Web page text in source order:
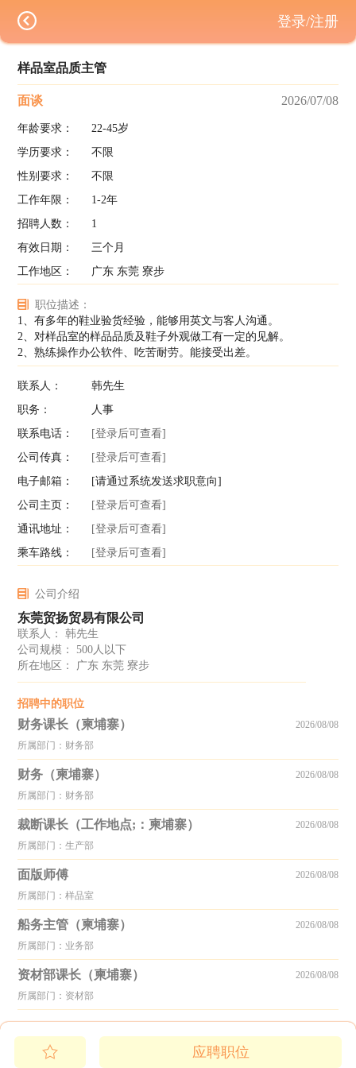
样品室品质主管
面谈 2026/07/08
年龄要求：
22-45岁
学历要求：
不限
性别要求：
不限
工作年限：
1-2年
招聘人数：
1
有效日期：
三个月
工作地区：
广东 东莞 寮步
职位描述：
1、有多年的鞋业验货经验，能够用英文与客人沟通。
2、对样品室的样品品质及鞋子外观做工有一定的见解。
2、熟练操作办公软件、吃苦耐劳。能接受出差。
联系人：
韩先生
职务：
人事
联系电话：
[登录后可查看]
公司传真：
[登录后可查看]
电子邮箱：
[请通过系统发送求职意向]
公司主页：
[登录后可查看]
通讯地址：
[登录后可查看]
乘车路线：
[登录后可查看]
公司介绍
东莞贸扬贸易有限公司
联系人： 韩先生
公司规模： 500人以下
所在地区： 广东 东莞 寮步
招聘中的职位
财务课长（柬埔寨）
所属部门：财务部
2026/08/08
财务（柬埔寨）
所属部门：财务部
2026/08/08
裁断课长（工作地点;：柬埔寨）
所属部门：生产部
2026/08/08
面版师傅
所属部门：样品室
2026/08/08
船务主管（柬埔寨）
所属部门：业务部
2026/08/08
资材部课长（柬埔寨）
所属部门：资材部
2026/08/08
应聘职位
登录/注册